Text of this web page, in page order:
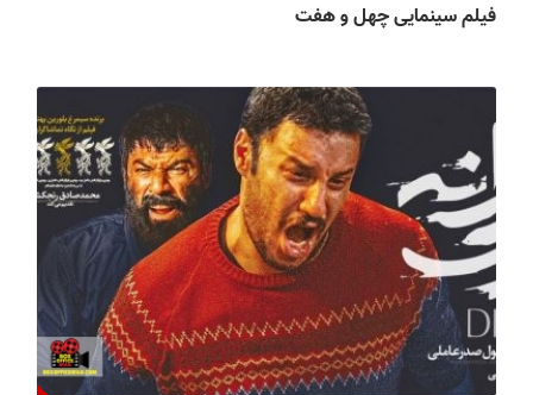
فیلم سینمایی چهل و هفت